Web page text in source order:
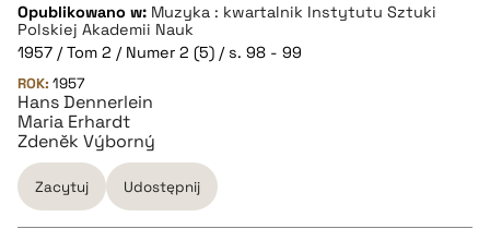
pobierz cytat
BIBTEX
pobierz cytat
Opublikowano w: Muzyka : kwartalnik Instytutu Sztuki
Polskiej Akademii Nauk
1957 / Tom 2 / Numer 2 (5) / s. 98 - 99
ROK: 1957
Hans Dennerlein
Maria Erhardt
Zdeněk Výborný
Zacytuj Udostępnij